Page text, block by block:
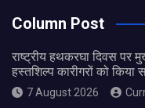
Column Post
राष्ट्रीय हथकरघा दिवस पर
हस्तशिल्प कारीगरों को किया
7 August 2026